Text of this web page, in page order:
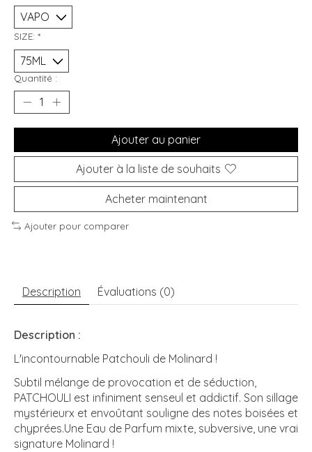
SIZE: *
Quantité :
Ajouter au panier
Ajouter à la liste de souhaits
Acheter maintenant
Ajouter pour comparer
Description Évaluations (0)
Description :
L'incontournable Patchouli de Molinard !
Subtil mélange de provocation et de séduction,
PATCHOULI est infiniment senseul et addictif. Son sillage
mystérieurx et envoûtant souligne des notes boisées et
chyprées.Une Eau de Parfum mixte, subversive, une vrai
signature Molinard !